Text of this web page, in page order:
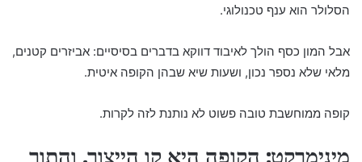
הסלולר הוא ענף טכנולוגי.
אבל המון כסף הולך לאיבוד דווקא בדברים בסיסיים: אביזרים קטנים,
מלאי שלא נספר נכון, ושעות שיא שבהן הקופה איטית.
קופה ממוחשבת טובה פשוט לא נותנת לזה לקרות.